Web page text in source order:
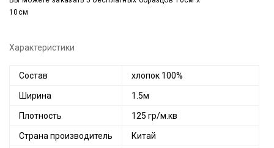
10см
Характеристики
Состав хлопок 100%
Ширина 1.5м
Плотность 125 гр/м.кв
Страна производитель Китай